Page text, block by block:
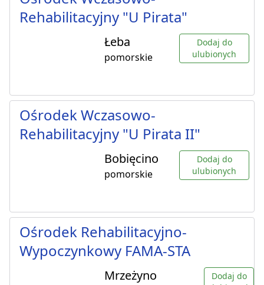
Rehabilitacyjny "U Pirata"
Łeba
pomorskie
Dodaj do
ulubionych
Ośrodek Wczasowo-
Rehabilitacyjny "U Pirata II"
Bobięcino
pomorskie
Dodaj do
ulubionych
Ośrodek Rehabilitacyjno-
Wypoczynkowy FAMA-STA
Mrzeżyno
Dodaj do